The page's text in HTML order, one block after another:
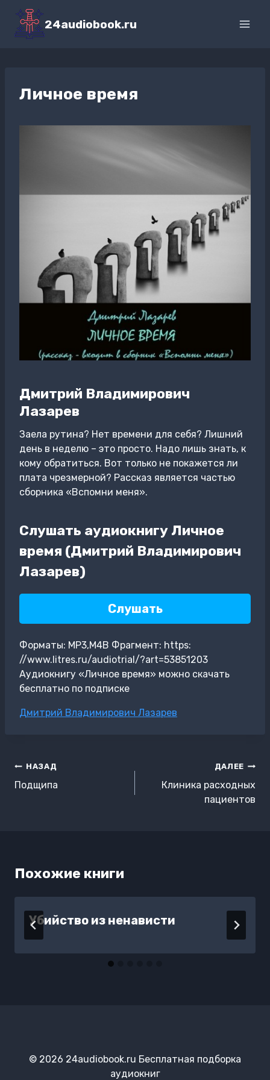
Перейти
содержимому
24audiobook.ru
Личное время
Дмитрий Владимирович
Лазарев
Заела рутина? Нет времени для себя? Лишний
день в неделю – это просто. Надо лишь знать, к
кому обратиться. Вот только не покажется ли
плата чрезмерной? Рассказ является частью
сборника «Вспомни меня».
Слушать аудиокнигу Личное
время (Дмитрий Владимирович
Лазарев)
Слушать
Форматы: MP3,M4B Фрагмент: https:
//www.litres.ru/audiotrial/?art=53851203
Аудиокнигу «Личное время» можно скачать
бесплатно по подписке
Метки
Дмитрий Владимирович Лазарев
Навигация
по
НАЗАД
Подщипа
ДАЛЕЕ
Клиника расходных
пациентов
Похожие книги
Убийство из ненависти
© 2026 24audiobook.ru Бесплатная подборка
аудиокниг